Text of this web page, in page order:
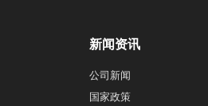
新闻资讯
公司新闻
国家政策